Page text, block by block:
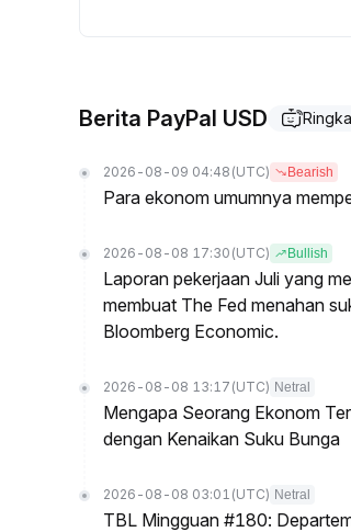
Berita PayPal USD
2026-08-09 04:48 (UTC) Bearish
Para ekonom umumnya
2026-08-08 17:30 (UTC) Bullish
Laporan pekerjaan Juli yang
membuat The Fed menahan
Bloomberg Economic.
2026-08-08 13:17 (UTC) Netral
Mengapa Seorang Ekonom
dengan Kenaikan Suku Bunga
2026-08-08 03:01 (UTC) Netral
TBL Mingguan #180: